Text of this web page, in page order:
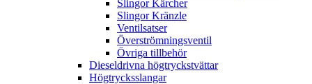
Slingor Kärcher
Slingor Kränzle
Ventilsatser
Överströmningsventil
Övriga tillbehör
Dieseldrivna högtryckstvättar
Högtrycksslangar